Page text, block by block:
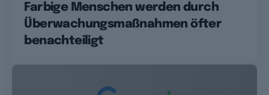
Farbige Menschen werden durch
Überwachungsmaßnahmen öfter
benachteiligt